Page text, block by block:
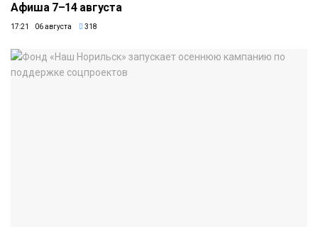
Афиша 7–14 августа
17:21 06 августа 318